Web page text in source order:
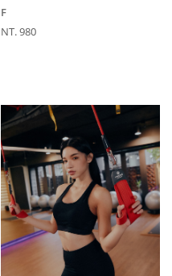
F
NT. 980